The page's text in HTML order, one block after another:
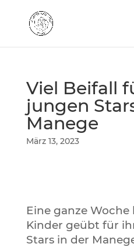
Viel Beifall
jungen
Manege
März 13, 2023
Eine ganze
Kinder geübt für
Stars in der